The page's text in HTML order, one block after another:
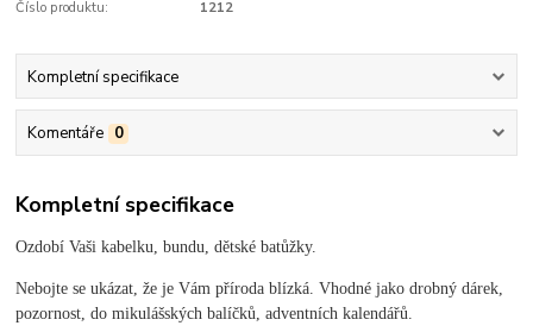
Číslo produktu: 1212
Kompletní specifikace
Komentáře 0
Kompletní specifikace
Ozdobí Vaši kabelku, bundu, dětské batůžky.
Nebojte se ukázat, že je Vám příroda blízká. Vhodné jako drobný dárek,
pozornost, do mikulášských balíčků, adventních kalendářů.